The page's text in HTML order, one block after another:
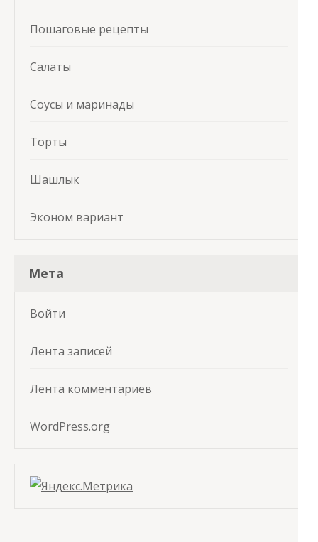
Пошаговые рецепты
Салаты
Соусы и маринады
Торты
Шашлык
Эконом вариант
Мета
Войти
Лента записей
Лента комментариев
WordPress.org